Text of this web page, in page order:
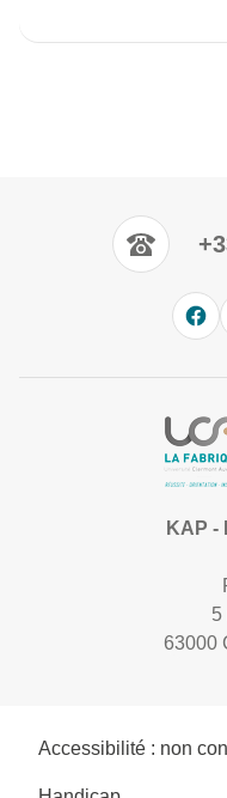
KAP -
5
63000
Accessibilité : non